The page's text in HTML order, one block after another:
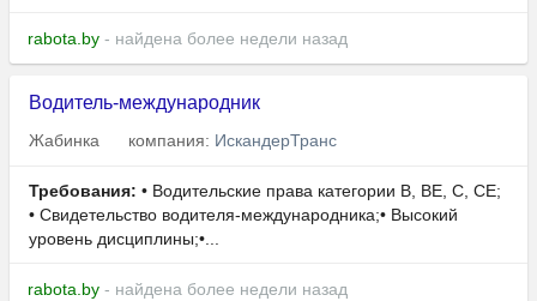
rabota.by - найдена более недели назад
Водитель-международник
Жабинка компания: ИскандерТранс
Требования: • Водительские права категории В, BE, С, СЕ;
• Свидетельство водителя-международника;• Высокий
уровень дисциплины;•...
rabota.by - найдена более недели назад